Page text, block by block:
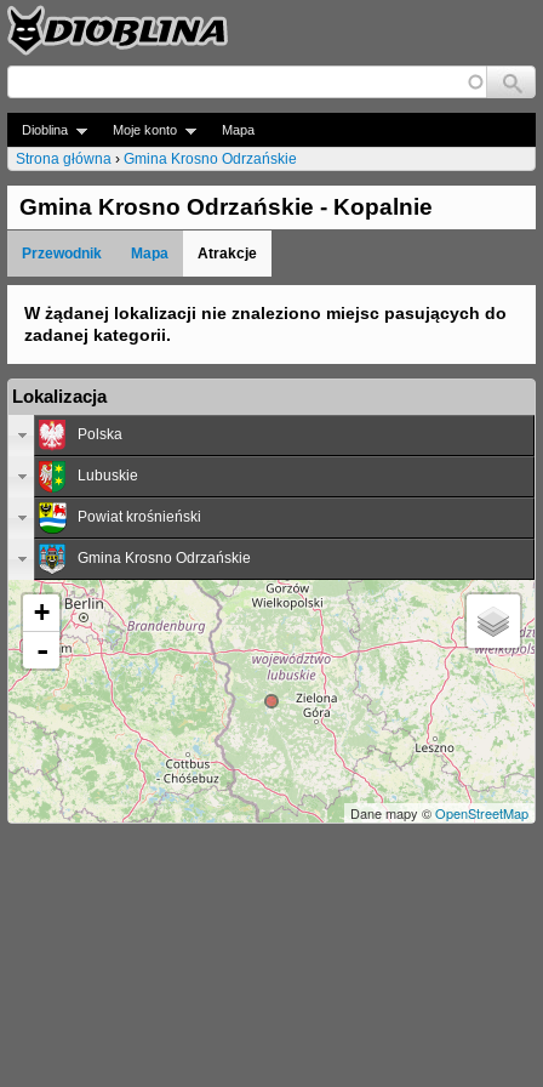
Jump to navigation
Dioblina Moje konto Mapa
J
e
s
e
ś
t
j
Strona główna › Gmina Krosno Odrzańskie
Gmina Krosno Odrzańskie - Kopalnie
Przewodnik Mapa Atrakcje
W żądanej lokalizacji nie znaleziono miejsc pasujących do
zadanej kategorii.
Lokalizacja
Polska
Lubuskie
Powiat krośnieński
Gmina Krosno Odrzańskie
+
-
Dane mapy ©OpenStreetMap